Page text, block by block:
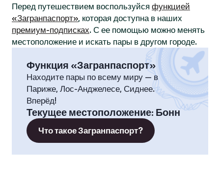
Перед путешествием воспользуйся функцией
«Загранпаспорт», которая доступна в наших
премиум-подписках. С ее помощью можно менять
местоположение и искать пары в другом городе.
Функция «Загранпаспорт»
Находите пары по всему миру — в
Париже, Лос-Анджелесе, Сиднее.
Вперёд!
Текущее местоположение: Бонн
Что такое Загранпаспорт?